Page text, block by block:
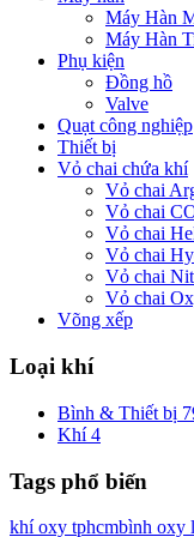
Máy Hàn
Máy Hàn
Phụ kiện
Đồng hồ
Valve
Quạt công nghiệp
Thiết bị
Vỏ chai chứa khí
Vỏ chai
Vỏ chai
Vỏ chai
Vỏ chai
Vỏ chai
Vỏ chai
Võng xếp
Loại khí
Bình & Thiết bị
Khí 4
Tags phổ biến
khí oxy tphcmbình oxy